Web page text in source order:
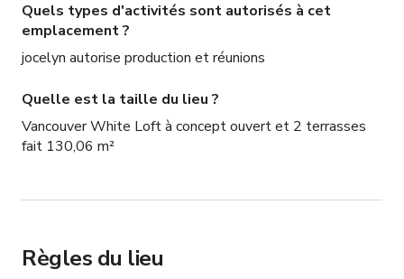
Quels types d'activités sont autorisés à cet
emplacement ?
jocelyn autorise production et réunions
Quelle est la taille du lieu ?
Vancouver White Loft à concept ouvert et 2 terrasses
fait 130,06 m²
Règles du lieu